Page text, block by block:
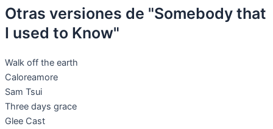
Otras versiones de "Somebody that
I used to Know"
Walk off the earth
Caloreamore
Sam Tsui
Three days grace
Glee Cast